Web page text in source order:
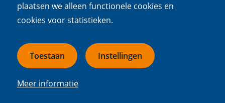
plaatsen we alleen functionele cookies en
cookies voor statistieken.
Toestaan Instellingen
Meer informatie